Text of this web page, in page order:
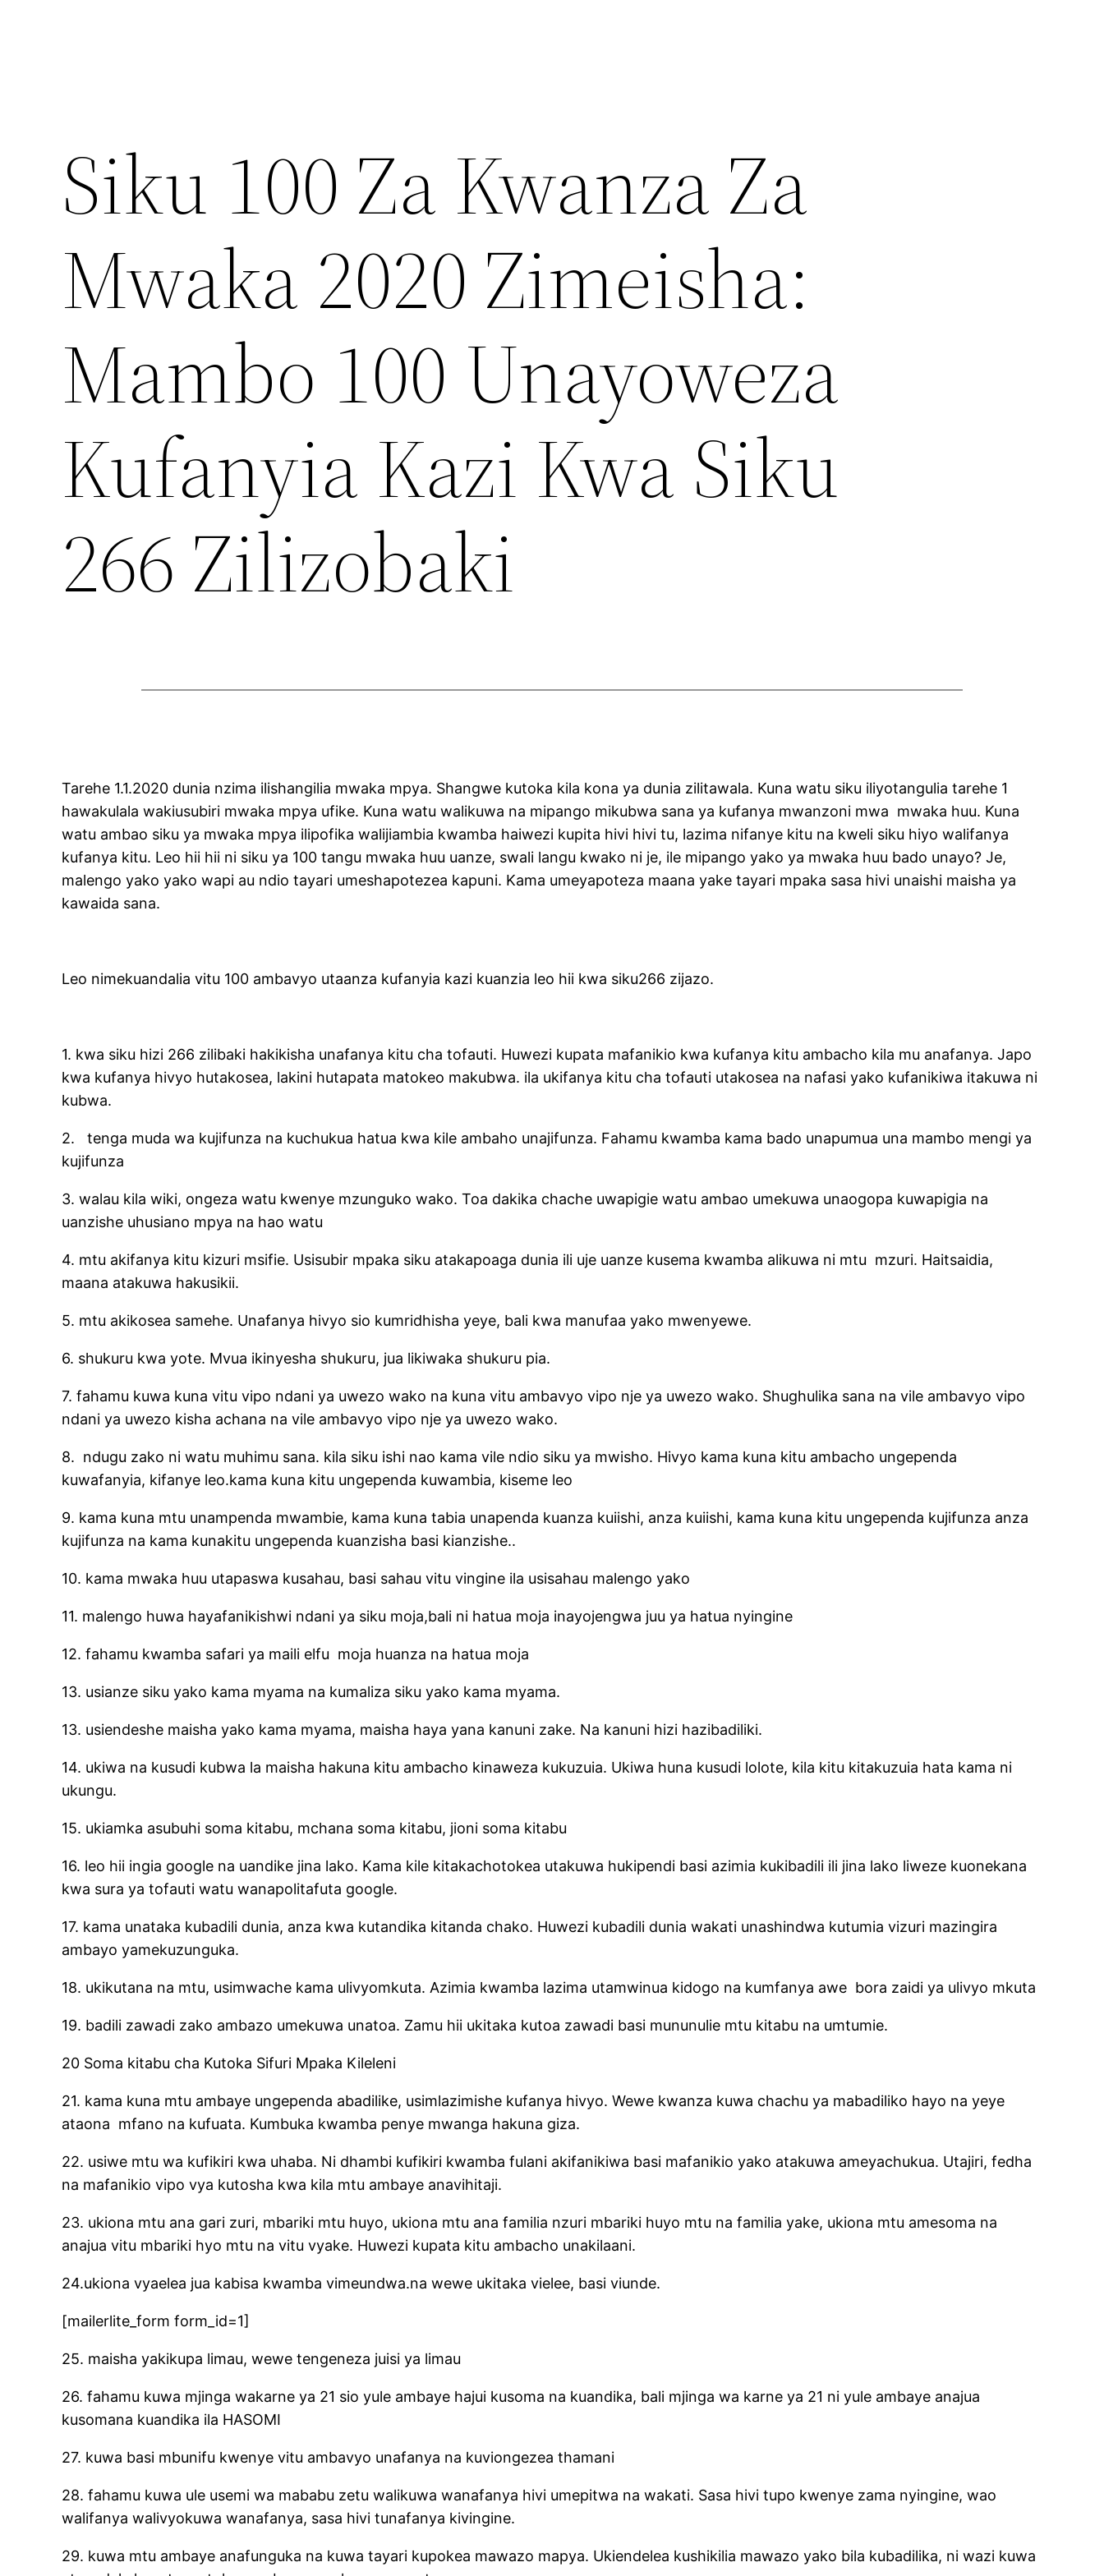
Siku 100 Za Kwanza Za
Mwaka 2020 Zimeisha:
Mambo 100 Unayoweza
Kufanyia Kazi Kwa Siku
266 Zilizobaki
Tarehe 1.1.2020 dunia nzima ilishangilia mwaka mpya. Shangwe kutoka kila kona ya dunia zilitawala. Kuna watu siku iliyotangulia tarehe 1
hawakulala wakiusubiri mwaka mpya ufike. Kuna watu walikuwa na mipango mikubwa sana ya kufanya mwanzoni mwa mwaka huu. Kuna
watu ambao siku ya mwaka mpya ilipofika walijiambia kwamba haiwezi kupita hivi hivi tu, lazima nifanye kitu na kweli siku hiyo walifanya
kufanya kitu. Leo hii hii ni siku ya 100 tangu mwaka huu uanze, swali langu kwako ni je, ile mipango yako ya mwaka huu bado unayo? Je,
malengo yako yako wapi au ndio tayari umeshapotezea kapuni. Kama umeyapoteza maana yake tayari mpaka sasa hivi unaishi maisha ya
kawaida sana.
Leo nimekuandalia vitu 100 ambavyo utaanza kufanyia kazi kuanzia leo hii kwa siku266 zijazo.
1. kwa siku hizi 266 zilibaki hakikisha unafanya kitu cha tofauti. Huwezi kupata mafanikio kwa kufanya kitu ambacho kila mu anafanya. Japo
kwa kufanya hivyo hutakosea, lakini hutapata matokeo makubwa. ila ukifanya kitu cha tofauti utakosea na nafasi yako kufanikiwa itakuwa ni
kubwa.
2.
tenga muda wa kujifunza na kuchukua hatua kwa kile ambaho unajifunza. Fahamu kwamba kama bado unapumua una mambo mengi ya
kujifunza
3. walau kila wiki, ongeza watu kwenye mzunguko wako. Toa dakika chache uwapigie watu ambao umekuwa unaogopa kuwapigia na
uanzishe uhusiano mpya na hao watu
4. mtu akifanya kitu kizuri msifie. Usisubir mpaka siku atakapoaga dunia ili uje uanze kusema kwamba alikuwa ni mtu mzuri. Haitsaidia,
maana atakuwa hakusikii.
5. mtu akikosea samehe. Unafanya hivyo sio kumridhisha yeye, bali kwa manufaa yako mwenyewe.
6. shukuru kwa yote. Mvua ikinyesha shukuru, jua likiwaka shukuru pia.
7. fahamu kuwa kuna vitu vipo ndani ya uwezo wako na kuna vitu ambavyo vipo nje ya uwezo wako. Shughulika sana na vile ambavyo vipo
ndani ya uwezo kisha achana na vile ambavyo vipo nje ya uwezo wako.
8. ndugu zako ni watu muhimu sana. kila siku ishi nao kama vile ndio siku ya mwisho. Hivyo kama kuna kitu ambacho ungependa
kuwafanyia, kifanye leo.kama kuna kitu ungependa kuwambia, kiseme leo
9. kama kuna mtu unampenda mwambie, kama kuna tabia unapenda kuanza kuiishi, anza kuiishi, kama kuna kitu ungependa kujifunza anza
kujifunza na kama kunakitu ungependa kuanzisha basi kianzishe..
10. kama mwaka huu utapaswa kusahau, basi sahau vitu vingine ila usisahau malengo yako
11. malengo huwa hayafanikishwi ndani ya siku moja,bali ni hatua moja inayojengwa juu ya hatua nyingine
12. fahamu kwamba safari ya maili elfu moja huanza na hatua moja
13. usianze siku yako kama myama na kumaliza siku yako kama myama.
13. usiendeshe maisha yako kama myama, maisha haya yana kanuni zake. Na kanuni hizi hazibadiliki.
14. ukiwa na kusudi kubwa la maisha hakuna kitu ambacho kinaweza kukuzuia. Ukiwa huna kusudi lolote, kila kitu kitakuzuia hata kama ni
ukungu.
15. ukiamka asubuhi soma kitabu, mchana soma kitabu, jioni soma kitabu
16. leo hii ingia google na uandike jina lako. Kama kile kitakachotokea utakuwa hukipendi basi azimia kukibadili ili jina lako liweze kuonekana
kwa sura ya tofauti watu wanapolitafuta google.
17. kama unataka kubadili dunia, anza kwa kutandika kitanda chako. Huwezi kubadili dunia wakati unashindwa kutumia vizuri mazingira
ambayo yamekuzunguka.
18. ukikutana na mtu, usimwache kama ulivyomkuta. Azimia kwamba lazima utamwinua kidogo na kumfanya awe bora zaidi ya ulivyo mkuta
19. badili zawadi zako ambazo umekuwa unatoa. Zamu hii ukitaka kutoa zawadi basi mununulie mtu kitabu na umtumie.
20 Soma kitabu cha Kutoka Sifuri Mpaka Kileleni
21. kama kuna mtu ambaye ungependa abadilike, usimlazimishe kufanya hivyo. Wewe kwanza kuwa chachu ya mabadiliko hayo na yeye
ataona mfano na kufuata. Kumbuka kwamba penye mwanga hakuna giza.
22. usiwe mtu wa kufikiri kwa uhaba. Ni dhambi kufikiri kwamba fulani akifanikiwa basi mafanikio yako atakuwa ameyachukua. Utajiri, fedha
na mafanikio vipo vya kutosha kwa kila mtu ambaye anavihitaji.
23. ukiona mtu ana gari zuri, mbariki mtu huyo, ukiona mtu ana familia nzuri mbariki huyo mtu na familia yake, ukiona mtu amesoma na
anajua vitu mbariki hyo mtu na vitu vyake. Huwezi kupata kitu ambacho unakilaani.
24.ukiona vyaelea jua kabisa kwamba vimeundwa.na wewe ukitaka vielee, basi viunde.
[mailerlite_form form_id=1]
25. maisha yakikupa limau, wewe tengeneza juisi ya limau
26. fahamu kuwa mjinga wakarne ya 21 sio yule ambaye hajui kusoma na kuandika, bali mjinga wa karne ya 21 ni yule ambaye anajua
kusomana kuandika ila HASOMI
27. kuwa basi mbunifu kwenye vitu ambavyo unafanya na kuviongezea thamani
28. fahamu kuwa ule usemi wa mababu zetu walikuwa wanafanya hivi umepitwa na wakati. Sasa hivi tupo kwenye zama nyingine, wao
walifanya walivyokuwa wanafanya, sasa hivi tunafanya kivingine.
29. kuwa mtu ambaye anafunguka na kuwa tayari kupokea mawazo mapya. Ukiendelea kushikilia mawazo yako bila kubadilika, ni wazi kuwa